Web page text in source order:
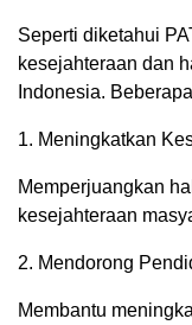
Seperti diketahui
kesejahteraan dan
Indonesia.
1. Meningkatkan
Memperjuangkan
kesejahteraan
2. Mendorong
Membantu